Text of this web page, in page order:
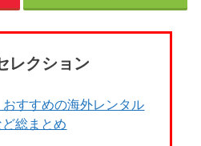
レクション
おすすめの海外レンタル
総まとめ